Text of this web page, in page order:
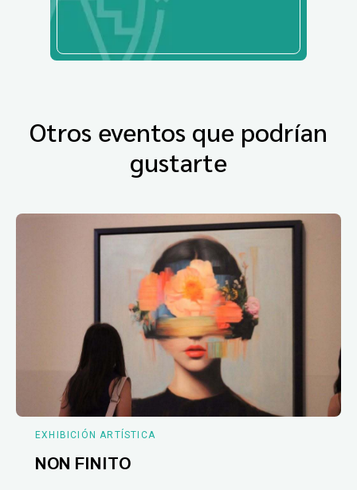
Otros eventos que podrían
gustarte
EXHIBICIÓN ARTÍSTICA
NON FINITO